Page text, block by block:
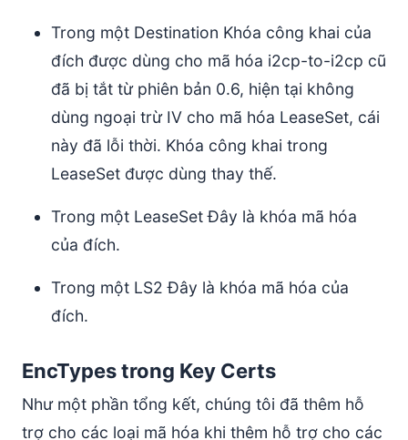
Trong một Destination Khóa công khai của
đích được dùng cho mã hóa i2cp-to-i2cp cũ
đã bị tắt từ phiên bản 0.6, hiện tại không
dùng ngoại trừ IV cho mã hóa LeaseSet, cái
này đã lỗi thời. Khóa công khai trong
LeaseSet được dùng thay thế.
Trong một LeaseSet Đây là khóa mã hóa
của đích.
Trong một LS2 Đây là khóa mã hóa của
đích.
EncTypes trong Key Certs
Như một phần tổng kết, chúng tôi đã thêm hỗ
trợ cho các loại mã hóa khi thêm hỗ trợ cho các